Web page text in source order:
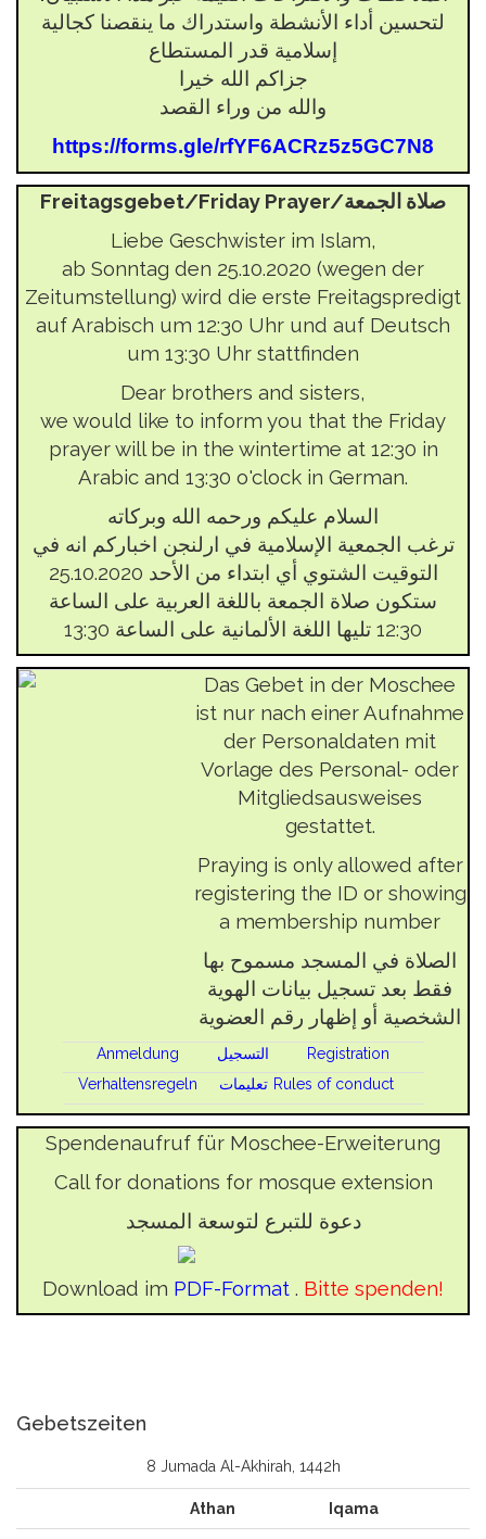
لتحسين أداء الأنشطة واستدراك ما ينقصنا كجالية
إسلامية قدر المستطاع
جزاكم الله خيرا
والله من وراء القصد
https://forms.gle/rfYF6ACRz5z5GC7N8
Freitagsgebet/Friday Prayer/صلاة الجمعة
Liebe Geschwister im Islam,
ab Sonntag den 25.10.2020 (wegen der
Zeitumstellung) wird die erste Freitagspredigt
auf Arabisch um 12:30 Uhr und auf Deutsch
um 13:30 Uhr stattfinden
Dear brothers and sisters,
we would like to inform you that the Friday
prayer will be in the wintertime at 12:30 in
Arabic and 13:30 o'clock in German.
السلام عليكم ورحمه الله وبركاته
ترغب الجمعية الإسلامية في ارلنجن اخباركم انه في
التوقيت الشتوي أي ابتداء من الأحد 25.10.2020
ستكون صلاة الجمعة باللغة العربية على الساعة
12:30 تليها اللغة الألمانية على الساعة 13:30
Das Gebet in der Moschee
ist nur nach einer Aufnahme
der Personaldaten mit
Vorlage des Personal- oder
Mitgliedsausweises
gestattet.
Praying is only allowed after
registering the ID or showing
a membership number
الصلاة في المسجد مسموح بها
فقط بعد تسجيل بيانات الهوية
الشخصية أو إظهار رقم العضوية
Anmeldung التسجيل
Registration
Verhaltensregeln
تعليمات Rules of conduct
Spendenaufruf für Moschee-Erweiterung
Call for donations for mosque extension
دعوة للتبرع لتوسعة المسجد
Download im PDF-Format . Bitte spenden!
Gebetszeiten
8 Jumada Al-Akhirah, 1442h
Athan Iqama